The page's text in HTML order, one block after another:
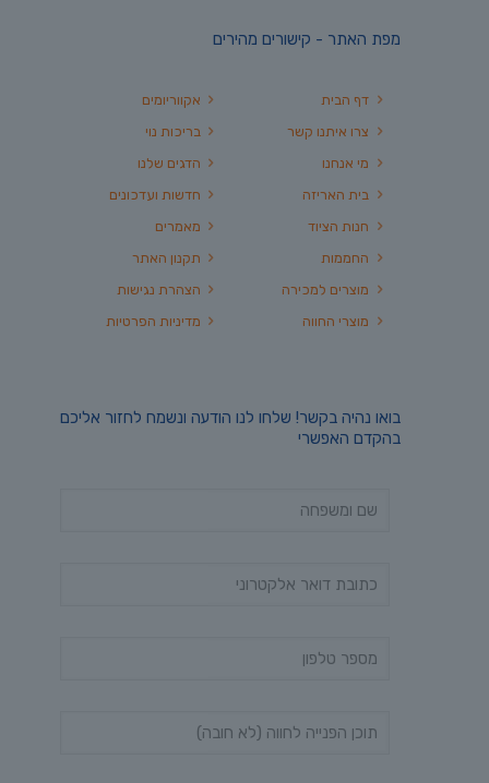
מפת האתר - קישורים מהירים
אקווריומים
בריכות נוי
הדגים שלנו
חדשות ועדכונים
מאמרים
תקנון האתר
הצהרת נגישות
מדיניות הפרטיות
דף הבית
צרו איתנו קשר
מי אנחנו
בית האריזה
חנות הציוד
החממות
מוצרים למכירה
מוצרי החווה
בואו נהיה בקשר! שלחו לנו הודעה ונשמח לחזור אליכם
בהקדם האפשרי